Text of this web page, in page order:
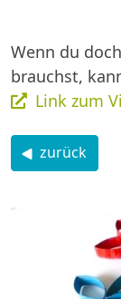
Wenn du
brauchst,
Link zum
zurück